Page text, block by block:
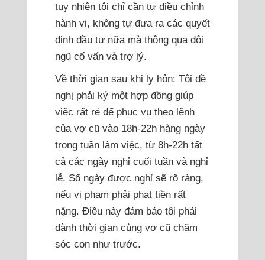
tuy nhiên tôi chỉ cần tự điều chỉnh
hành vi, không tự đưa ra các quyết
định đầu tư nữa mà thông qua đội
ngũ cố vấn và trợ lý.
Về thời gian sau khi ly hôn: Tôi đề
nghị phải ký một hợp đồng giúp
việc rất rẻ để phục vụ theo lệnh
của vợ cũ vào 18h-22h hàng ngày
trong tuần làm việc, từ 8h-22h tất
cả các ngày nghỉ cuối tuần và nghỉ
lễ. Số ngày được nghỉ sẽ rõ ràng,
nếu vi phạm phải phạt tiền rất
nặng. Điều này đảm bảo tôi phải
dành thời gian cùng vợ cũ chăm
sóc con như trước.